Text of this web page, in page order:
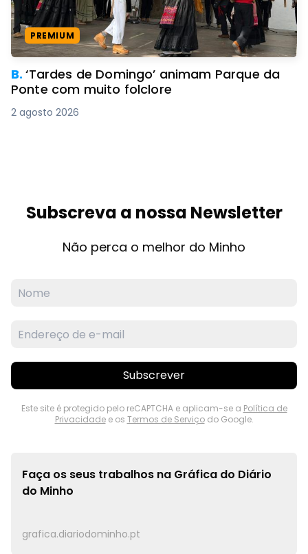
PREMIUM
B.‘Tardes de Domingo’ animam Parque da
Ponte com muito folclore
2 agosto 2026
Subscreva a nossa Newsletter
Não perca o melhor do Minho
Subscrever
Este site é protegido pelo reCAPTCHA e aplicam-se a Política de
Privacidadee os Termos de Serviçodo Google.
Faça os seus trabalhos na Gráfica do Diário
do Minho
grafica.diariodominho.pt